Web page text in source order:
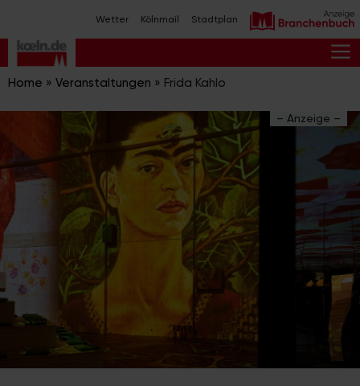
Inhalt
springen
Wetter Kölnmail Stadtplan
Home » Veranstaltungen » Frida Kahlo
– Anzeige –